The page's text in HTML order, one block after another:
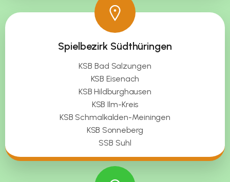
Spielbezirk Südthüringen
KSB Bad Salzungen
KSB Eisenach
KSB Hildburghausen
KSB Ilm-Kreis
KSB Schmalkalden-Meiningen
KSB Sonneberg
SSB Suhl